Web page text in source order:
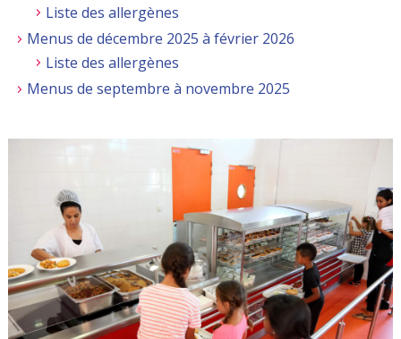
Liste des allergènes
Menus de décembre 2025 à février 2026
Liste des allergènes
Menus de septembre à novembre 2025